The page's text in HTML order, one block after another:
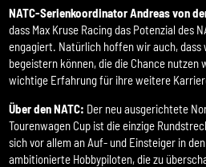
NATC-Serienkoordinator Andreas von
dass Max Kruse Racing das Potenzial des
engagiert. Natürlich hoffen wir auch, dass
begeistern können, die die Chance nutzen
wichtige Erfahrung für ihre weitere
Über den NATC: Der neu ausgerichtete
Tourenwagen Cup ist die einzige
sich vor allem an Auf- und Einsteiger in
ambitionierte Hobbypiloten, die zu